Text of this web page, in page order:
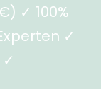
✓ 100%
✓
✓